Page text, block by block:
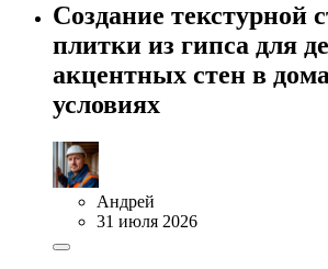
Создание текстурной
плитки из гипса для
акцентных стен в
условиях
Андрей
31 июля 2026